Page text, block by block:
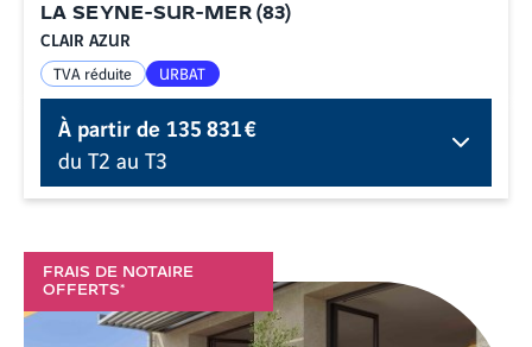
LA SEYNE-SUR-MER (83)
CLAIR AZUR
TVA réduite URBAT
À partir de135 831 €
du T2 au T3
FRAIS DE NOTAIRE
OFFERTS*